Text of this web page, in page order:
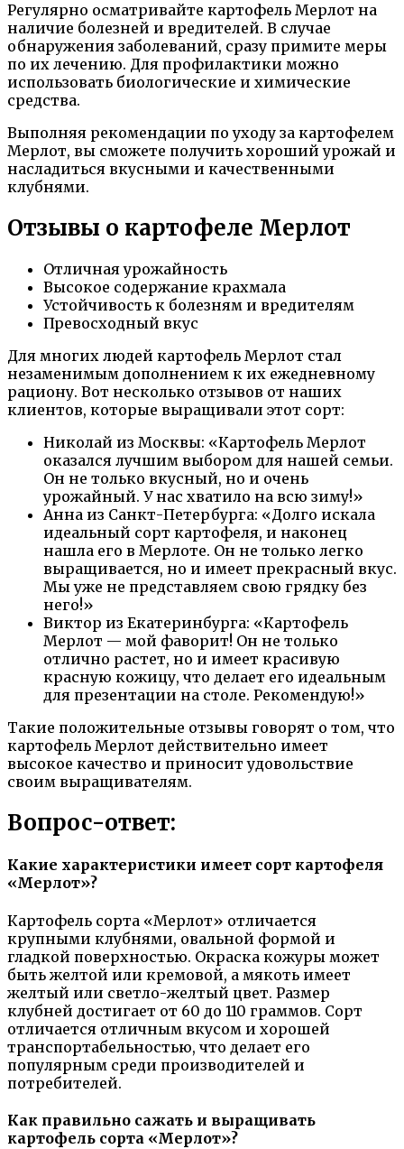
Регулярно осматривайте картофель Мерлот на
наличие болезней и вредителей. В случае
обнаружения заболеваний, сразу примите меры
по их лечению. Для профилактики можно
использовать биологические и химические
средства.
Выполняя рекомендации по уходу за картофелем
Мерлот, вы сможете получить хороший урожай и
насладиться вкусными и качественными
клубнями.
Отзывы о картофеле Мерлот
Отличная урожайность
Высокое содержание крахмала
Устойчивость к болезням и вредителям
Превосходный вкус
Для многих людей картофель Мерлот стал
незаменимым дополнением к их ежедневному
рациону. Вот несколько отзывов от наших
клиентов, которые выращивали этот сорт:
Николай из Москвы: «Картофель Мерлот
оказался лучшим выбором для нашей семьи.
Он не только вкусный, но и очень
урожайный. У нас хватило на всю зиму!»
Анна из Санкт-Петербурга: «Долго искала
идеальный сорт картофеля, и наконец
нашла его в Мерлоте. Он не только легко
выращивается, но и имеет прекрасный вкус.
Мы уже не представляем свою грядку без
него!»
Виктор из Екатеринбурга: «Картофель
Мерлот — мой фаворит! Он не только
отлично растет, но и имеет красивую
красную кожицу, что делает его идеальным
для презентации на столе. Рекомендую!»
Такие положительные отзывы говорят о том, что
картофель Мерлот действительно имеет
высокое качество и приносит удовольствие
своим выращивателям.
Вопрос-ответ:
Какие характеристики имеет сорт картофеля
«Мерлот»?
Картофель сорта «Мерлот» отличается
крупными клубнями, овальной формой и
гладкой поверхностью. Окраска кожуры может
быть желтой или кремовой, а мякоть имеет
желтый или светло-желтый цвет. Размер
клубней достигает от 60 до 110 граммов. Сорт
отличается отличным вкусом и хорошей
транспортабельностью, что делает его
популярным среди производителей и
потребителей.
Как правильно сажать и выращивать
картофель сорта «Мерлот»?